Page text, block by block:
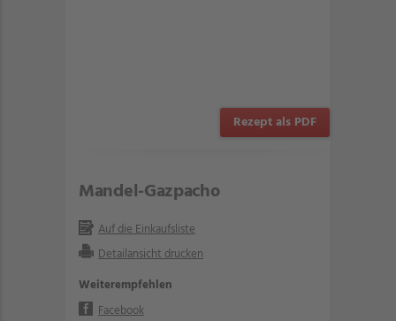
Rezept als PDF
Mandel-Gazpacho
Auf die Einkaufsliste
Detailansicht drucken
Weiterempfehlen
Facebook